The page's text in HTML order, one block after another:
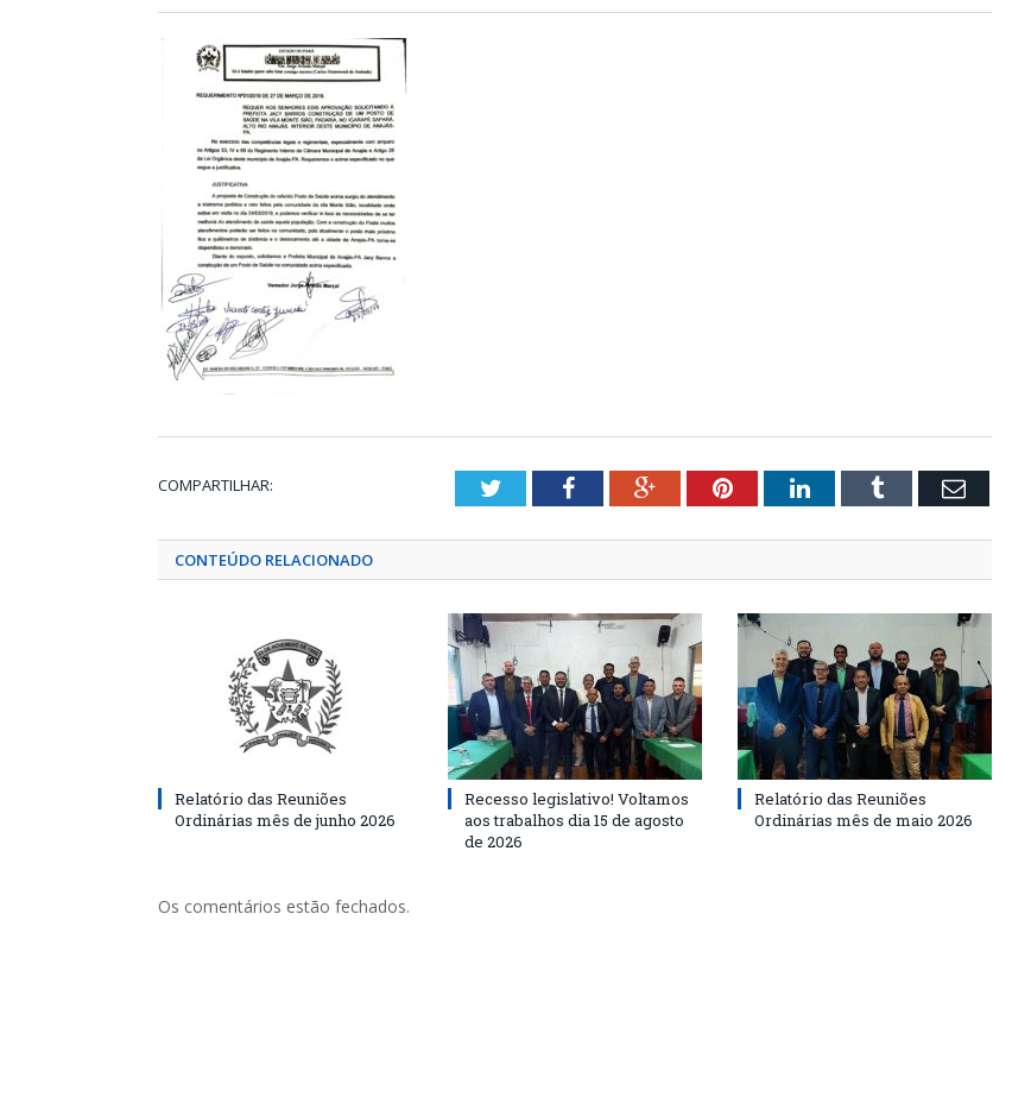
COMPARTILHAR: TwitterFacebookGoogle+PinterestLinkedInTumblr Email
CONTEÚDO RELACIONADO
Relatório das Reuniões
Ordinárias mês de junho 2026
Recesso legislativo! Voltamos
aos trabalhos dia 15 de agosto
de 2026
Relatório das Reuniões
Ordinárias mês de maio 2026
Os comentários estão fechados.